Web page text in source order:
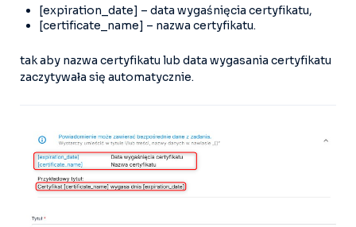
[expiration_date] – data wygaśnięcia certyfikatu,
[certificate_name] – nazwa certyfikatu.
tak aby nazwa certyfikatu lub data wygasania certyfikatu
zaczytywała się automatycznie.